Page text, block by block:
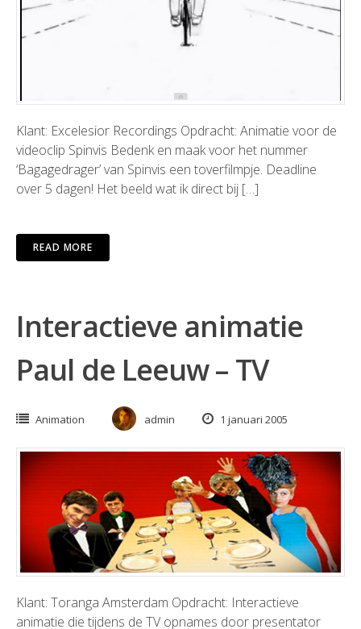
Klant: Excelesior Recordings Opdracht: Animatie voor de
videoclip Spinvis Bedenk en maak voor het nummer
‘Bagagedrager’ van Spinvis een toverfilmpje. Deadline
over 5 dagen! Het beeld wat ik direct bij […]
READ MORE
Interactieve animatie
Paul de Leeuw – TV
Animation admin 1 januari 2005
Klant: Toranga Amsterdam Opdracht: Interactieve
animatie die tijdens de TV opnames door presentator